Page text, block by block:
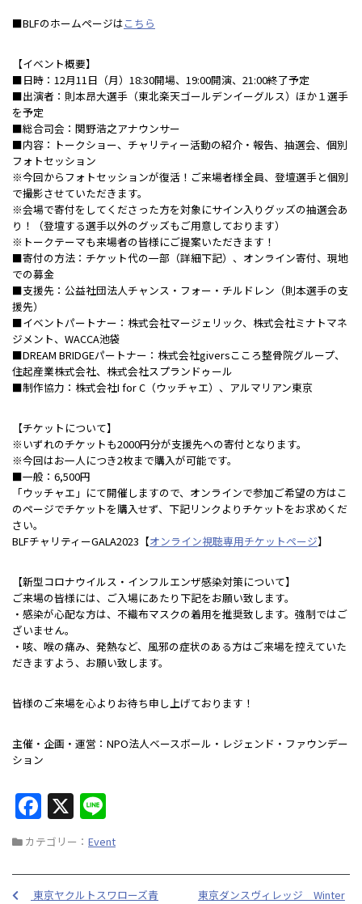
■BLFのホームページはこちら
【イベント概要】
■日時：12月11日（月）18:30開場、19:00開演、21:00終了予定
■出演者：則本昂大選手（東北楽天ゴールデンイーグルス）ほか１選手
を予定
■総合司会：関野浩之アナウンサー
■内容：トークショー、チャリティー活動の紹介・報告、抽選会、個別
フォトセッション
※今回からフォトセッションが復活！ご来場者様全員、登壇選手と個別
で撮影させていただきます。
※会場で寄付をしてくださった方を対象にサイン入りグッズの抽選会あ
り！（登壇する選手以外のグッズもご用意しております）
※トークテーマも来場者の皆様にご提案いただきます！
■寄付の方法：チケット代の一部（詳細下記）、オンライン寄付、現地
での募金
■支援先：公益社団法人チャンス・フォー・チルドレン（則本選手の支
援先）
■イベントパートナー：株式会社マージェリック、株式会社ミナトマネ
ジメント、WACCA池袋
■DREAM BRIDGEパートナー：株式会社giversこころ整骨院グループ、
住起産業株式会社、株式会社スプランドゥール
■制作協力：株式会社I for C（ウッチャエ）、アルマリアン東京
【チケットについて】
※いずれのチケットも2000円分が支援先への寄付となります。
※今回はお一人につき2枚まで購入が可能です。
■一般：6,500円
「ウッチャエ」にて開催しますので、オンラインで参加ご希望の方はこ
のページでチケットを購入せず、下記リンクよりチケットをお求めくだ
さい。
BLFチャリティーGALA2023【オンライン視聴専用チケットページ】
【新型コロナウイルス・インフルエンザ感染対策について】
ご来場の皆様には、ご入場にあたり下記をお願い致します。
・感染が心配な方は、不織布マスクの着用を推奨致します。強制ではご
ざいません。
・咳、喉の痛み、発熱など、風邪の症状のある方はご来場を控えていた
だきますよう、お願い致します。
皆様のご来場を心よりお待ち申し上げております！
主催・企画・運営：NPO法人ベースボール・レジェンド・ファウンデー
ション
F
a
c
e
X
n
e
カテゴリー： Event
東京ヤクルトスワローズ青
東京ダンスヴィレッジ Winter